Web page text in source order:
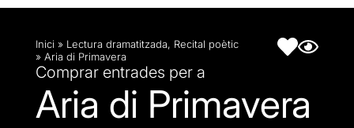
Inici » Lectura dramatitzada, Recital poètic
» Aria di Primavera
Comprar entrades per a
Aria di Primavera